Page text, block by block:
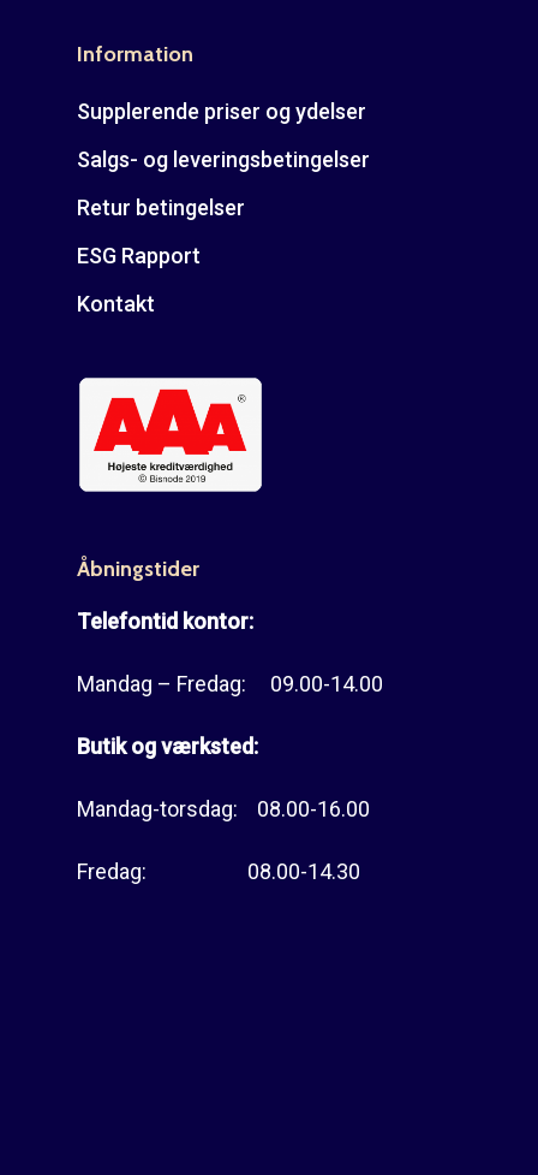
Information
Supplerende priser og ydelser
Salgs- og leveringsbetingelser
Retur betingelser
ESG Rapport
Kontakt
Åbningstider
Telefontid kontor:
Mandag – Fredag: 09.00-14.00
Butik og værksted:
Mandag-torsdag: 08.00-16.00
Fredag: 08.00-14.30